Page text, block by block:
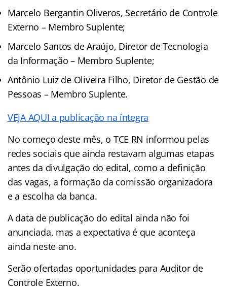
Marcelo Bergantin Oliveros, Secretário de Controle
Externo – Membro Suplente;
Marcelo Santos de Araújo, Diretor de Tecnologia
da Informação – Membro Suplente;
Antônio Luiz de Oliveira Filho, Diretor de Gestão de
Pessoas – Membro Suplente.
VEJA AQUI a publicação na íntegra
No começo deste mês, o TCE RN informou pelas
redes sociais que ainda restavam algumas etapas
antes da divulgação do edital, como a definição
das vagas, a formação da comissão organizadora
e a escolha da banca.
A data de publicação do edital ainda não foi
anunciada, mas a expectativa é que aconteça
ainda neste ano.
Serão ofertadas oportunidades para Auditor de
Controle Externo.